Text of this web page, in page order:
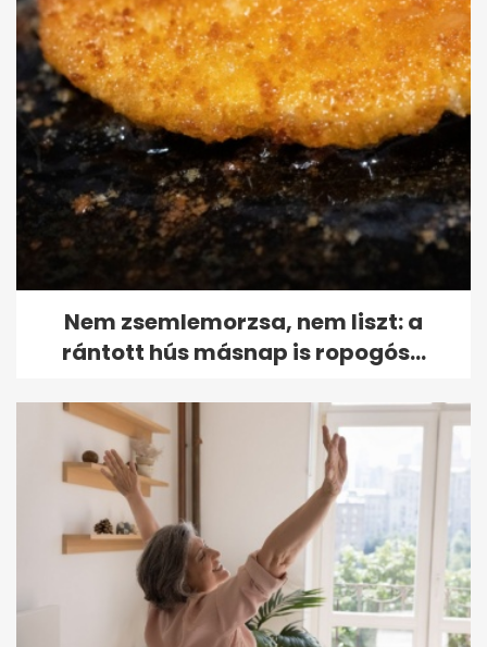
Nem zsemlemorzsa, nem liszt: a
rántott hús másnap is ropogós...